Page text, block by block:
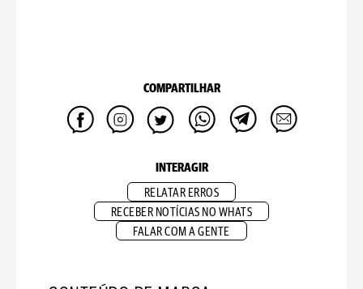
COMPARTILHAR
INTERAGIR
RELATAR ERROS
RECEBER NOTÍCIAS NO WHATS
FALAR COM A GENTE